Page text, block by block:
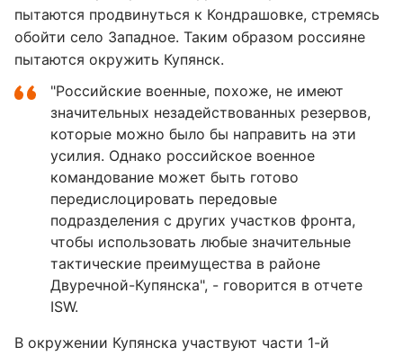
пытаются продвинуться к Кондрашовке, стремясь
обойти село Западное. Таким образом россияне
пытаются окружить Купянск.
"Российские военные, похоже, не имеют
значительных незадействованных резервов,
которые можно было бы направить на эти
усилия. Однако российское военное
командование может быть готово
передислоцировать передовые
подразделения с других участков фронта,
чтобы использовать любые значительные
тактические преимущества в районе
Двуречной-Купянска", - говорится в отчете
ISW.
В окружении Купянска участвуют части 1-й